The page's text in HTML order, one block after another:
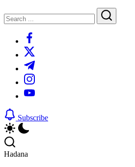
Search
Search
https://www.facebook.com/
https://twitter.com/
https://t.me/
https://www.instagram.com/
https://youtube.com/
Subscribe
Hadana